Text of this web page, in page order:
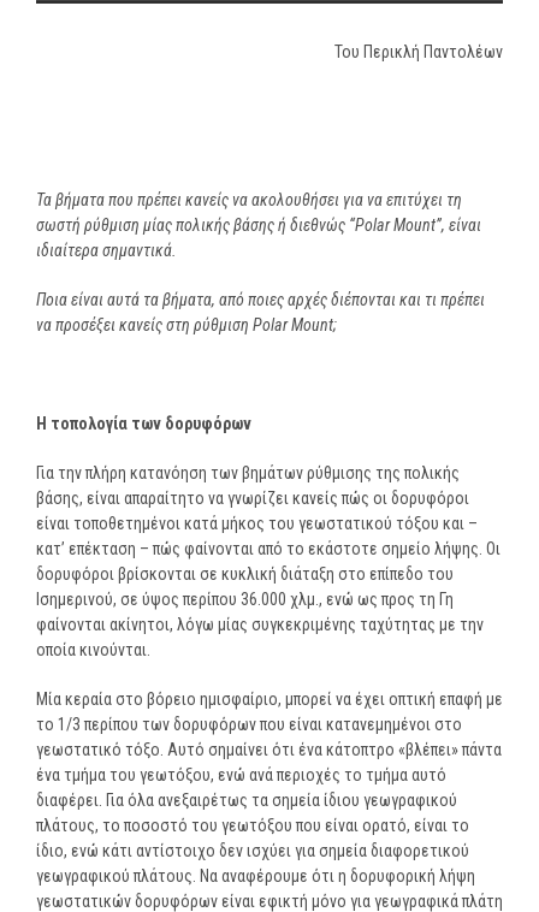
Toυ Περικλή Παντολέων
Τα βήματα που πρέπει κανείς να ακολουθήσει για να επιτύχει τη
σωστή ρύθμιση μίας πολικής βάσης ή διεθνώς “PolarMount”, είναι
ιδιαίτερα σημαντικά.
Ποια είναι αυτά τα βήματα, από ποιες αρχές διέπονται και τι πρέπει
να προσέξει κανείς στη ρύθμιση Polar Mount;
H τοπολογία των δορυφόρων
Για την πλήρη κατανόηση των βημάτων ρύθμισης της πολικής
βάσης, είναι απαραίτητο να γνωρίζει κανείς πώς οι δορυφόροι
είναι τοποθετημένοι κατά μήκος του γεωστατικού τόξου και –
κατ’ επέκταση – πώς φαίνονται από το εκάστοτε σημείο λήψης. Οι
δορυφόροι βρίσκονται σε κυκλική διάταξη στο επίπεδο του
Ισημερινού, σε ύψος περίπου 36.000 χλμ., ενώ ως προς τη Γη
φαίνονται ακίνητοι, λόγω μίας συγκεκριμένης ταχύτητας με την
οποία κινούνται.
Μία κεραία στο βόρειο ημισφαίριο, μπορεί να έχει οπτική επαφή με
το 1/3 περίπου των δορυφόρων που είναι κατανεμημένοι στο
γεωστατικό τόξο. Αυτό σημαίνει ότι ένα κάτοπτρο «βλέπει» πάντα
ένα τμήμα του γεωτόξου, ενώ ανά περιοχές το τμήμα αυτό
διαφέρει. Για όλα ανεξαιρέτως τα σημεία ίδιου γεωγραφικού
πλάτους, το ποσοστό του γεωτόξου που είναι ορατό, είναι το
ίδιο, ενώ κάτι αντίστοιχο δεν ισχύει για σημεία διαφορετικού
γεωγραφικού πλάτους. Να αναφέρουμε ότι η δορυφορική λήψη
γεωστατικών δορυφόρων είναι εφικτή μόνο για γεωγραφικά πλάτη